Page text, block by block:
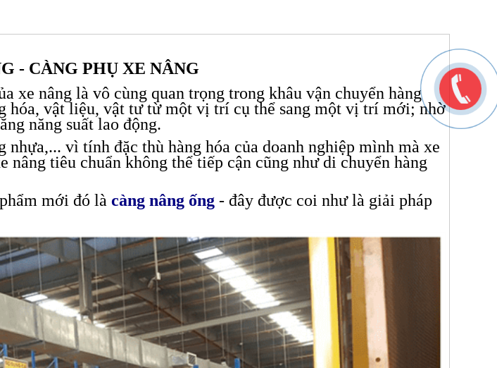
- CÀNG PHỤ XE NÂNG
xe nâng là vô cùng quan trọng trong khâu vận chuyển hàng
hóa, vật liệu, vật tư từ một vị trí cụ thể sang một vị trí mới; nhờ
năng suất lao động.
vì tính đặc thù hàng hóa của doanh nghiệp mình mà xe
tiêu chuẩn không thể tiếp cận cũng như di chuyển hàng
mới đó là càng nâng ống - đây được coi như là giải pháp